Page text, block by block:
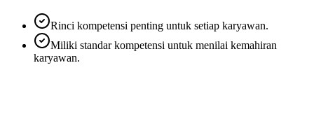
Rinci kompetensi penting untuk setiap karyawan.
Miliki standar kompetensi untuk menilai kemahiran
karyawan.